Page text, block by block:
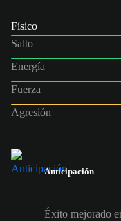
Físico
Salto
Energía
Fuerza
Agresión
Anticipación
Éxito mejorado